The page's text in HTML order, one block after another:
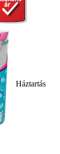
Háztartás